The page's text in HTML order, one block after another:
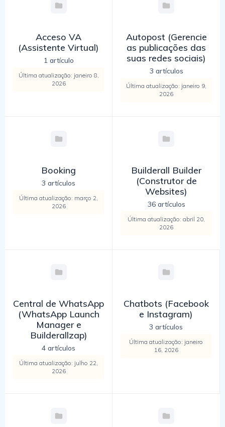
Acceso VA
(Assistente Virtual)
1 artículo
Última atualização: janeiro 8,
2026
Autopost (Gerencie
as publicações das
suas redes sociais)
3 artículos
Última atualização: janeiro 9,
2026
Booking
3 artículos
Última atualização: março 2,
2026
Builderall Builder
(Construtor de
Websites)
36 artículos
Última atualização: abril 20,
2026
Central de WhatsApp
(WhatsApp Launch
Manager e
Builderallzap)
4 artículos
Última atualização: julho 22,
2026
Chatbots (Facebook
e Instagram)
3 artículos
Última atualização: janeiro
16, 2026